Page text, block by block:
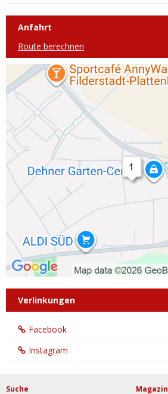
Anfahrt
Route berechnen
Verlinkungen
Facebook
Instagram
Suche Magazin